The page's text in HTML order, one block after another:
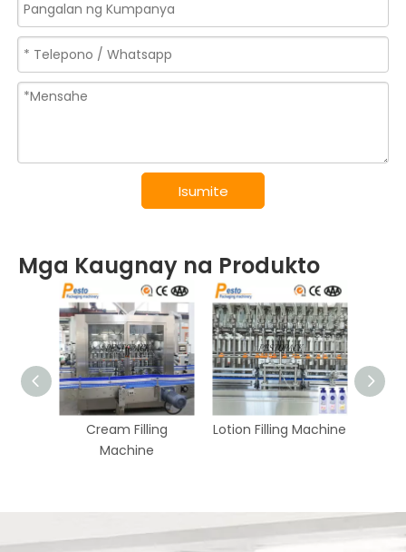
Isumite
Mga Kaugnay na Produkto
Cream Filling
Machine
Lotion Filling Machine